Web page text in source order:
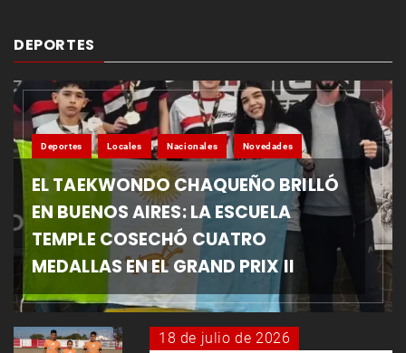
DEPORTES
Deportes Locales Nacionales Novedades
EL TAEKWONDO CHAQUEÑO BRILLÓ
EN BUENOS AIRES: LA ESCUELA
TEMPLE COSECHÓ CUATRO
MEDALLAS EN EL GRAND PRIX II
18 de julio de 2026